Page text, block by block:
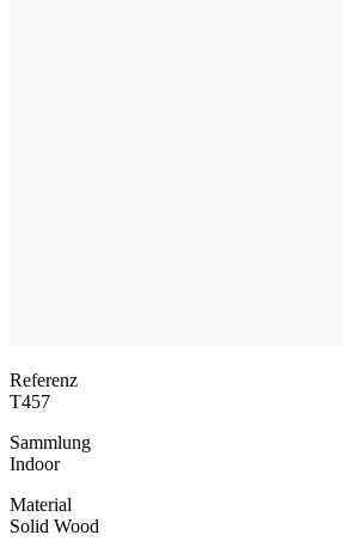
Referenz
T457
Sammlung
Indoor
Material
Solid Wood